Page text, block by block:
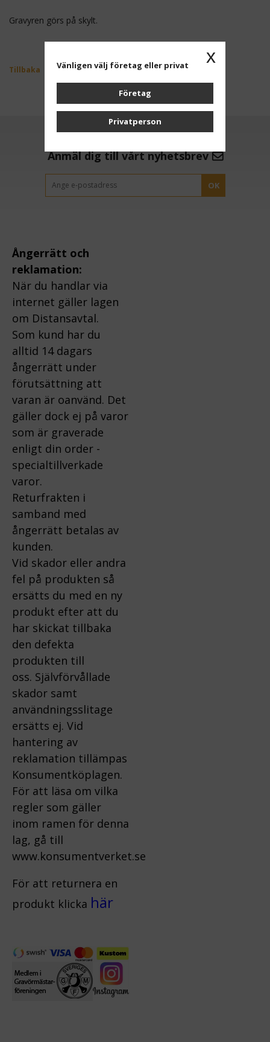
Gravyren görs på skylt.
Tillbaka
Anmäl dig till vårt nyhetsbrev
OK
Ångerrätt och
reklamation:
När du handlar via
internet gäller lagen
om Distansavtal.
Som kund har du
alltid 14 dagars
ångerrätt under
förutsättning att
varan är oanvänd. Det
gäller dock ej på varor
som är graverade
enligt din order -
specialtillverkade
varor.
Returfrakten i
samband med
ångerrätt betalas av
kunden.
Vid skador eller andra
fel på produkten så
ersätts du med en ny
produkt efter att du
har skickat tillbaka
den defekta
produkten till
oss. Självförvållade
skador samt
användningsslitage
ersätts ej. Vid
hantering av
reklamation tillämpas
Konsumentköplagen.
För att läsa om vilka
regler som gäller
inom ramen för denna
lag, gå till
www.konsumentverket.se
För att returnera en
produkt klicka här
x
Vänligen välj företag eller privat
Företag
Privatperson